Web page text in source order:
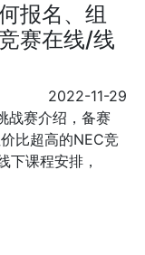
报名、组
赛在线/线
2022-11-29
战赛介绍，备赛
比超高的NEC竞
下课程安排，